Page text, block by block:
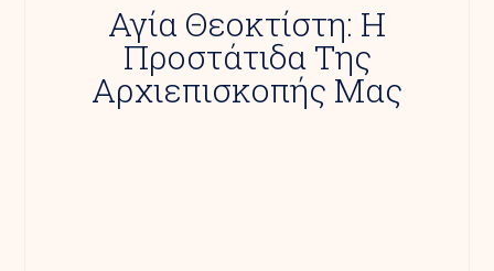
Αγία Θεοκτίστη: Η
Προστάτιδα Της
Αρχιεπισκοπής Μας